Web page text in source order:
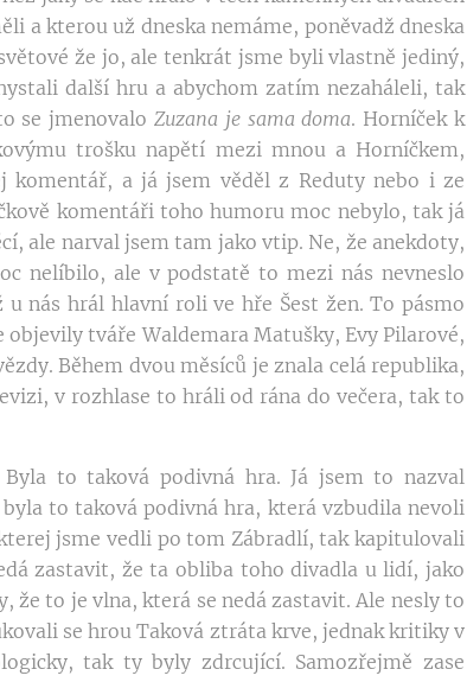
a kterou už dneska nemáme, poněvadž dneska
že jo, ale tenkrát jsme byli vlastně jediný,
další hru a abychom zatím nezaháleli, tak
se jmenovaloZuzana je sama doma. Horníček k
trošku napětí mezi mnou a Horníčkem,
komentář, a já jsem věděl z Reduty nebo i ze
komentáři toho humoru moc nebylo, tak já
ale narval jsem tam jako vtip. Ne, že anekdoty,
nelíbilo, ale v podstatě to mezi nás nevneslo
nás hrál hlavní roli ve hře Šest žen. To pásmo
tváře Waldemara Matušky, Evy Pilarové,
Během dvou měsíců je znala celá republika,
v rozhlase to hráli od rána do večera, tak to
Byla to taková podivná hra. Já jsem to nazval
to taková podivná hra, která vzbudila nevoli
jsme vedli po tom Zábradlí, tak kapitulovali
zastavit, že ta obliba toho divadla u lidí, jako
že to je vlna, která se nedá zastavit. Ale nesly to
se hrou Taková ztráta krve, jednak kritiky v
tak ty byly zdrcující. Samozřejmě zase